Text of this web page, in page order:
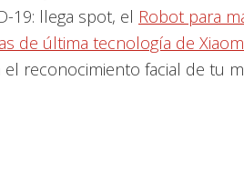
19: llega spot, el Robot para
de última tecnología de
reconocimiento facial de tu